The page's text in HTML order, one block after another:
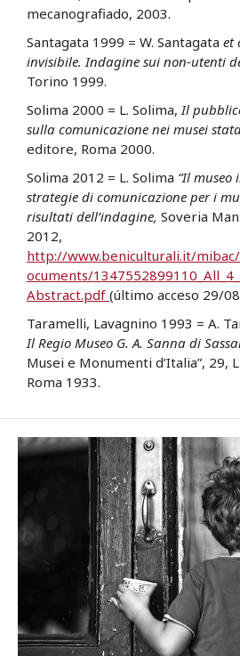
mecanografiado, 2003.
Santagata 1999 = W. Santagata et
invisibile. Indagine sui non-utenti
Torino 1999.
Solima 2000 = L. Solima, Il
sulla comunicazione nei musei
editore, Roma 2000.
Solima 2012 = L. Solima “Il museo
strategie di comunicazione per i
risultati dell’indagine, Soveria
2012,
http://www.beniculturali.it/
ocuments/
Abstract.pdf (último acceso 29/
Taramelli, Lavagnino 1993 = A.
Il Regio Museo G. A. Sanna di
Musei e Monumenti d’Italia”, 29,
Roma 1933.